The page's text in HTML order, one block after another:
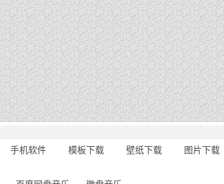
手机软件 模板下载 壁纸下载
图片下载